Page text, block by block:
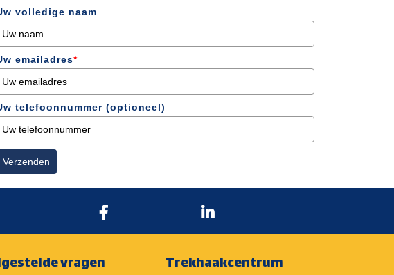
volledige naam
emailadres*
telefoonnummer (optioneel)
Verzenden
vragen Trekhaakcentrum